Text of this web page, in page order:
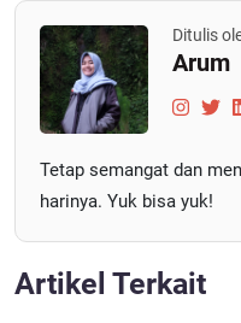
Ditulis
Arum
Tetap semangat dan
harinya. Yuk bisa yuk!
Artikel Terkait